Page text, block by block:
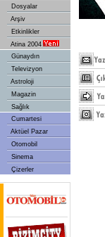
Dosyalar
Arşiv
Etkinlikler
Atina 2004
Günaydın
Televizyon
Astroloji
Magazin
Sağlık
Cumartesi
Aktüel Pazar
Otomobil
Sinema
Çizerler